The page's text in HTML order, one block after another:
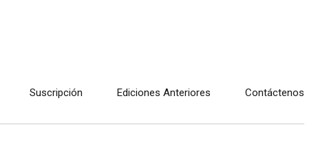
Suscripción Ediciones Anteriores Contáctenos